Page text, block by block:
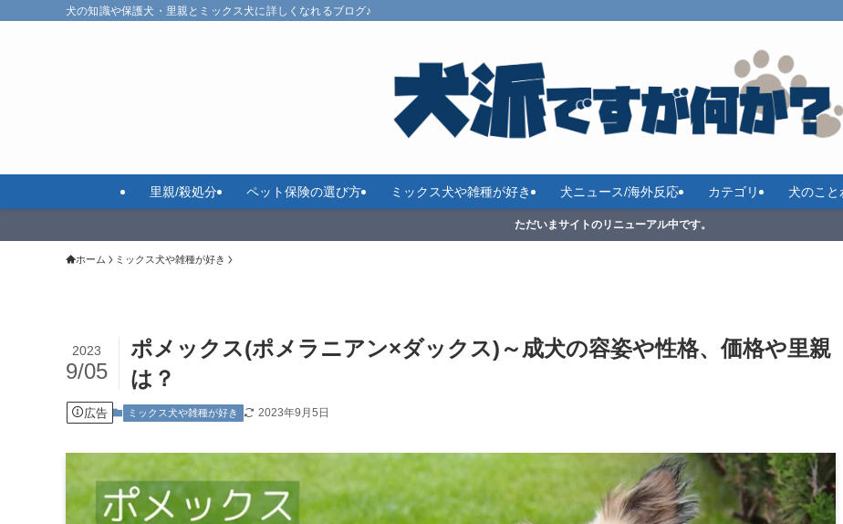
犬の知識や保護犬・里親とミックス犬に詳しくなれるブログ♪
里親/殺処分 ペット保険の選び方 ミックス犬や雑種が好き 犬ニュース/海外反応 カテゴリ 犬のこと
ただいまサイトのリニューアル中です。
ホーム ミックス犬や雑種が好き
ポメックス(ポメラニアン×ダックス)～成犬の容姿や性格、価格や里親
は？
2023
9/05
広告 ミックス犬や雑種が好き 2023年9月5日